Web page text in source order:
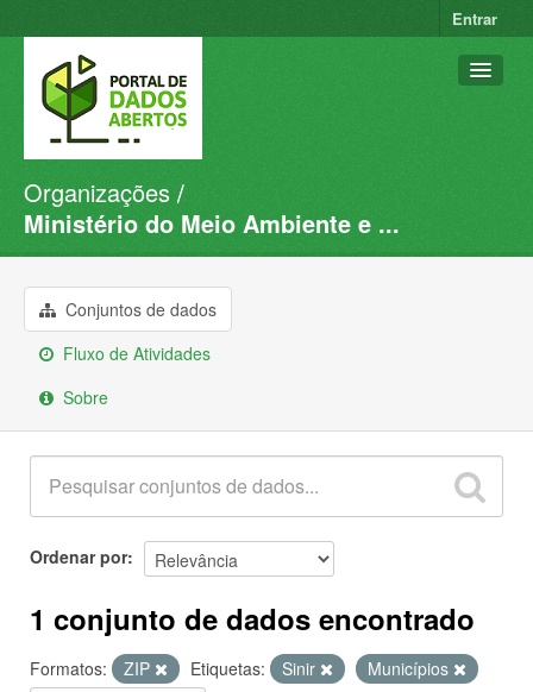
Entrar
Conjuntos de dados
Organizações
Sobre
Organizações
Ministério do Meio Ambiente e ...
Conjuntos de dados
Fluxo de Atividades
Sobre
Ordenar por
1 conjunto de dados encontrado
Formatos: ZIP Etiquetas: Sinir
Municípios